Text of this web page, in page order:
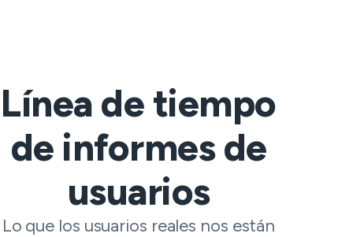
Línea de tiempo
de informes de
usuarios
Lo que los usuarios reales nos están